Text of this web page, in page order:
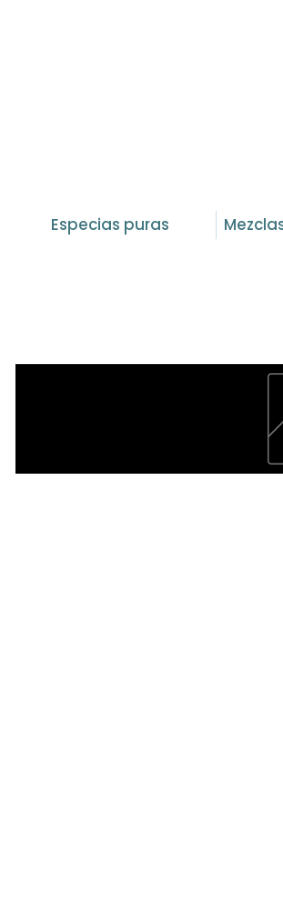
Especias puras